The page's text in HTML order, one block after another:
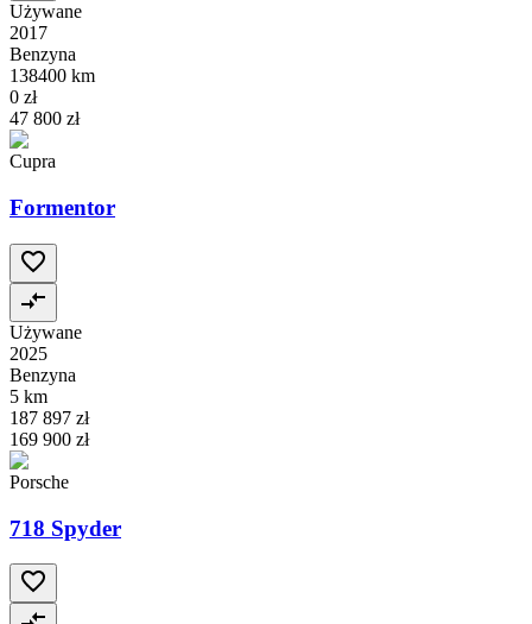
Używane
2017
Benzyna
138400 km
0 zł
47 800 zł
Cupra
Formentor
Używane
2025
Benzyna
5 km
187 897 zł
169 900 zł
Porsche
718 Spyder